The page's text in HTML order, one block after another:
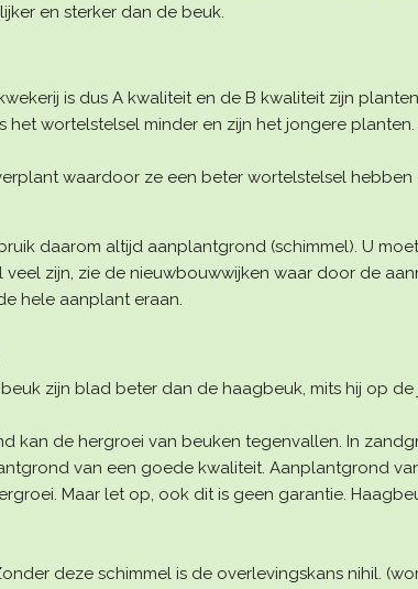
en sterker dan de beuk.
is dus A kwaliteit en de B kwaliteit zijn
het wortelstelsel minder en zijn het jongere
waardoor ze een beter wortelstelsel hebben
daarom altijd aanplantgrond (schimmel). U
zijn, zie de nieuwbouwwijken waar door de
hele aanplant eraan.
zijn blad beter dan de haagbeuk, mits hij op de
kan de hergroei van beuken tegenvallen. In
van een goede kwaliteit. Aanplantgrond
Maar let op, ook dit is geen garantie.
deze schimmel is de overlevingskans nihil.